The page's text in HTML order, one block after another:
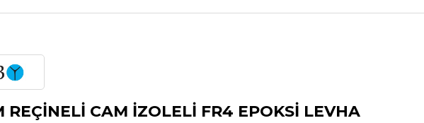
REÇİNELİ CAM İZOLELİ FR4 EPOKSİ LEVHA